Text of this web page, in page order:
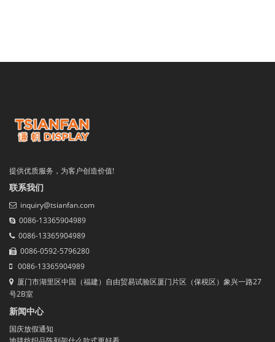
提供优质服务，为客户创造价值!
联系我们
inquiry@tsianfan.com
0086-13365904989
0086-13365904989
0086-0592-5796280
0086-13365904989
厦门市湖里区中国（福建）自由贸易试验区厦门片区（保税区）象兴一路27
号2B室
新闻中心
国庆放假通知